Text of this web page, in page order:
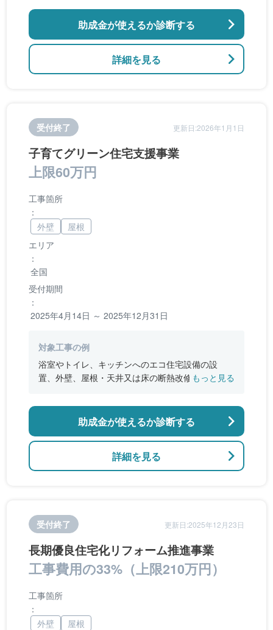
詳細を見る
助成金が使えるか診断する
受付終了 更新日:2026年1月1日
子育てグリーン住宅支援事業
上限60万円
エリア
：
全国
受付期間
：
2025年4月14日 ～ 2025年12月31日
工事箇所
：
外壁
屋根
対象工事の例
浴室やトイレ、キッチンへのエコ住宅設備の設
置、外壁、屋根・天井又は床の断熱改修、窓やド
のバリアフリー改修
もっと見る
詳細を見る
助成金が使えるか診断する
受付終了 更新日:2025年12月23日
長期優良住宅化リフォーム推進事業
工事費用の33%（上限210万円）
工事箇所
：
外壁
屋根